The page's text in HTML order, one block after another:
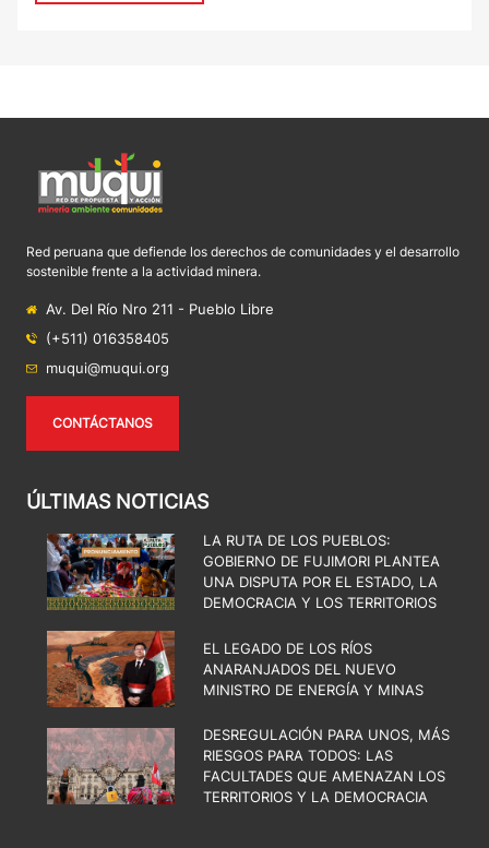
Red peruana que defiende los derechos de comunidades y el desarrollo
sostenible frente a la actividad minera.
Av. Del Río Nro 211 - Pueblo Libre
(+511) 016358405
muqui@muqui.org
CONTÁCTANOS
ÚLTIMAS NOTICIAS
LA RUTA DE LOS PUEBLOS:
GOBIERNO DE FUJIMORI PLANTEA
UNA DISPUTA POR EL ESTADO, LA
DEMOCRACIA Y LOS TERRITORIOS
EL LEGADO DE LOS RÍOS
ANARANJADOS DEL NUEVO
MINISTRO DE ENERGÍA Y MINAS
DESREGULACIÓN PARA UNOS, MÁS
RIESGOS PARA TODOS: LAS
FACULTADES QUE AMENAZAN LOS
TERRITORIOS Y LA DEMOCRACIA